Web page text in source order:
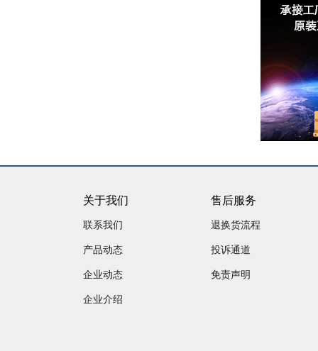
关于我们
联系我们
产品动态
企业动态
企业介绍
售后服务
退换货流程
投诉通道
免责声明